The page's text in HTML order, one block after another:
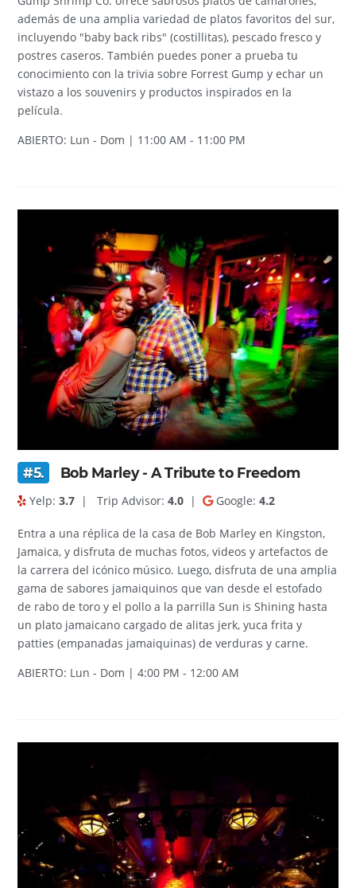
además de una amplia variedad de platos favoritos del sur,
incluyendo "baby back ribs" (costillitas), pescado fresco y
postres caseros. También puedes poner a prueba tu
conocimiento con la trivia sobre Forrest Gump y echar un
vistazo a los souvenirs y productos inspirados en la
película.
ABIERTO: Lun - Dom | 11:00 AM - 11:00 PM
#5. Bob Marley - A Tribute to Freedom
Yelp:3.7 | Trip Advisor:4.0 | Google:4.2
Entra a una réplica de la casa de Bob Marley en Kingston,
Jamaica, y disfruta de muchas fotos, videos y artefactos de
la carrera del icónico músico. Luego, disfruta de una amplia
gama de sabores jamaiquinos que van desde el estofado
de rabo de toro y el pollo a la parrilla Sun is Shining hasta
un plato jamaicano cargado de alitas jerk, yuca frita y
patties (empanadas jamaiquinas) de verduras y carne.
ABIERTO: Lun - Dom | 4:00 PM - 12:00 AM